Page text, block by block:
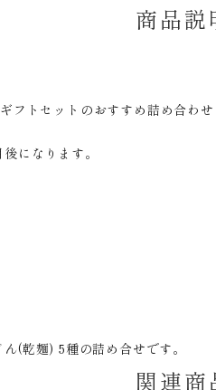
商品説
フトセットのおすすめ詰め合わ
になります。
(乾麺) 5種の詰め合せです。
関連商